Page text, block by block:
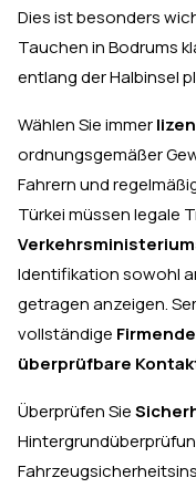
Dies ist besonders
Tauchen in Bodrums
entlang der Halbinsel
Wählen Sie immer
ordnungsgemäßer
Fahrern und
Türkei müssen legale
Identifikation sowohl
getragen anzeigen.
vollständige
überprüfbare
Überprüfen Sie